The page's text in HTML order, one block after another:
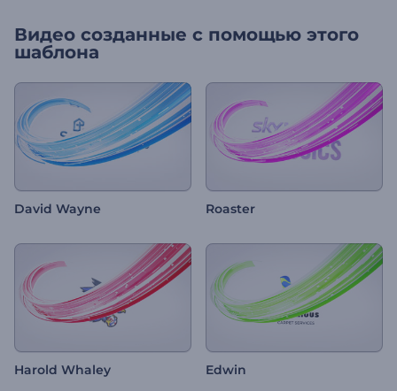
Видео созданные с помощью этого
шаблона
David Wayne Roaster
Harold Whaley Edwin